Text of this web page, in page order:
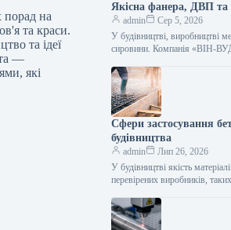
порад на
та краси.
та ідеї
—
які
Якісна фанера, ДВП та
admin
Сер 5, 2026
У будівництві, виробництві
сировини. Компанія «ВІН-
Сфери застосування
будівництва
admin
Лип 26, 2026
У будівництві якість
перевірених виробників,